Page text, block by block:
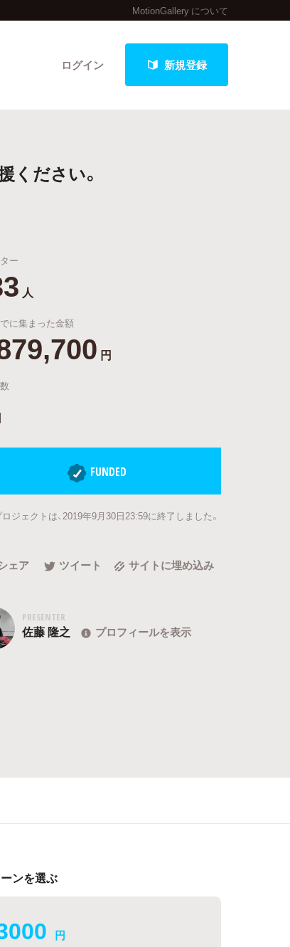
MotionGallery について
ログイン 新規登録
ください。
ー
人
に集まった金額
円
FUNDED
ロジェクトは、2019年9月30日23:59に終了しました。
ェア ツイート サイトに埋め込み
PRESENTER
佐藤 隆之 プロフィールを表示
ンを選ぶ
円